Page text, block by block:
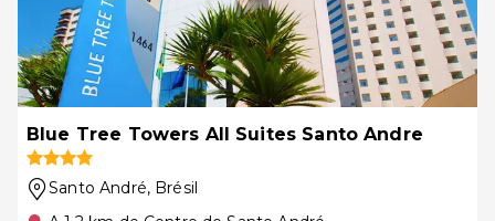
Blue Tree Towers All Suites Santo Andre
Santo André, Brésil